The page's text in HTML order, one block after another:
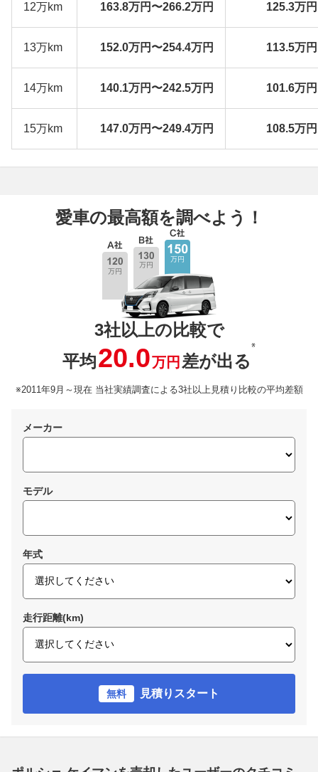
12万km 163.8万円〜266.2万円 125.3万
13万km 152.0万円〜254.4万円 113.5万
14万km 140.1万円〜242.5万円 101.6万
15万km 147.0万円〜249.4万円 108.5万
愛車の最高額を調べよう！
3社以上の比較で
平均20.0万円 差が出る
※
※2011年9月～現在 当社実績調査による3社以上見積り比較の平均差額
メーカー
モデル
年式
走行距離(km)
無料 見積りスタート